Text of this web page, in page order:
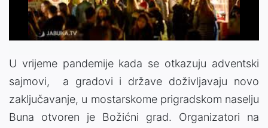
Video
U vrijeme pandemije kada se otkazuju adventski
sajmovi, a gradovi i države doživljavaju novo
zaključavanje, u mostarskome prigradskom naselju
Buna otvoren je Božićni grad. Organizatori na